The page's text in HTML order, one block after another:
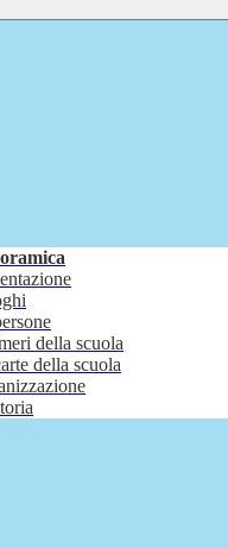
della scuola
della scuola